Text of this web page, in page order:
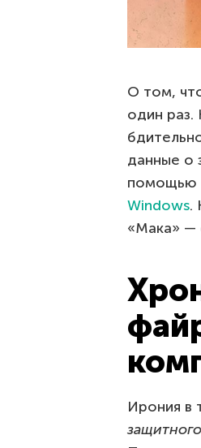
О том,
один
данные о
помощью
Windows.
«Мака» —
Ирония в
защитного